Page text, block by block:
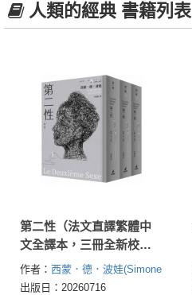
人類的經典 書籍列表
第二性（法文直譯繁體中
文全譯本，三冊全新校訂
版【唯一收錄萬言譯
序】）
作者： 西蒙．德．波娃(Simone
de Beauvoir)
出版日：20260716